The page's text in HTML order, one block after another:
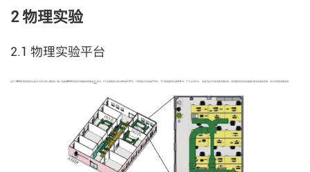
2 物理实验
2.1 物理实验平台
全尺寸HVAC系统实验平台位于长安大学小寨校区一楼. 实验室HVAC系统及末端房间布置如图2 所示，3个空调房间分别为南向的102东、102西以及北向的103东，3个房间面积均为64.8 m2 （7.2 m×9 m）. 实验平台可以实现变风量系统、定风量系统及风机盘管+新风系统的切换，本文采用变风量系统.